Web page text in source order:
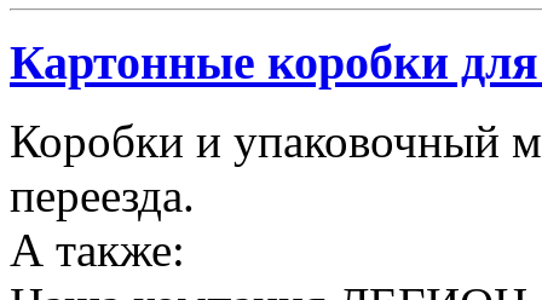
Картонные коробки для
Коробки и упаковочный
переезда.
А также: